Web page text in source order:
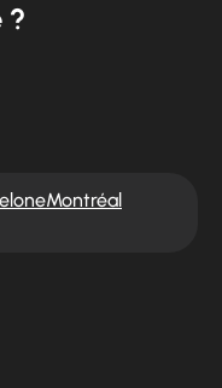
?
Montréal